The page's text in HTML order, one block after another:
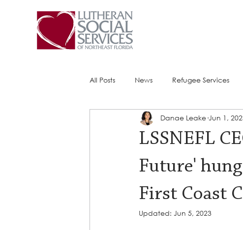
All Posts News Refugee Services
Success Stories ACE (HIV Services)
LSSNEFL
Future'
First Coast
Danae Leake Jun 1,
Updated: Jun 5, 2023